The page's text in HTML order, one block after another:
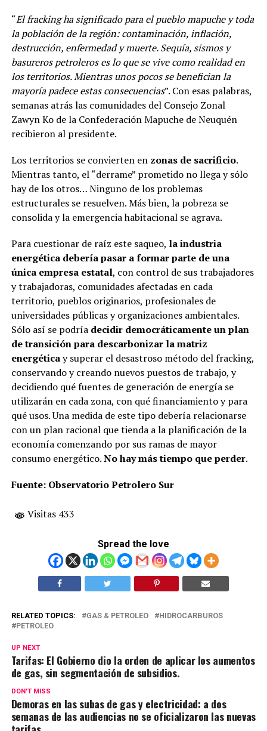
“El fracking ha significado para el pueblo mapuche y toda
la población de la región: contaminación, inflación,
destrucción, enfermedad y muerte. Sequía, sismos y
basureros petroleros es lo que se vive como realidad en
los territorios. Mientras unos pocos se benefician la
mayoría padece estas consecuencias”. Con esas palabras,
semanas atrás las comunidades del Consejo Zonal
Zawyn Ko de la Confederación Mapuche de Neuquén
recibieron al presidente.
Los territorios se convierten en zonas de sacrificio.
Mientras tanto, el “derrame” prometido no llega y sólo
hay de los otros… Ninguno de los problemas
estructurales se resuelven. Más bien, la pobreza se
consolida y la emergencia habitacional se agrava.
Para cuestionar de raíz este saqueo, la industria
energética debería pasar a formar parte de una
única empresa estatal, con control de sus trabajadores
y trabajadoras, comunidades afectadas en cada
territorio, pueblos originarios, profesionales de
universidades públicas y organizaciones ambientales.
Sólo así se podría decidir democráticamente un plan
de transición para descarbonizar la matriz
energéticay superar el desastroso método del fracking,
conservando y creando nuevos puestos de trabajo, y
decidiendo qué fuentes de generación de energía se
utilizarán en cada zona, con qué financiamiento y para
qué usos. Una medida de este tipo debería relacionarse
con un plan racional que tienda a la planificación de la
economía comenzando por sus ramas de mayor
consumo energético.No hay más tiempo que perder.
Fuente: Observatorio Petrolero Sur
Visitas 433
Spread the love
RELATED TOPICS: GAS & PETROLEO
HIDROCARBUROS
PETROLEO
UP NEXT
Tarifas: El Gobierno dio la orden de aplicar los aumentos
de gas, sin segmentación de subsidios.
DON'T MISS
Demoras en las subas de gas y electricidad: a dos
semanas de las audiencias no se oficializaron las nuevas